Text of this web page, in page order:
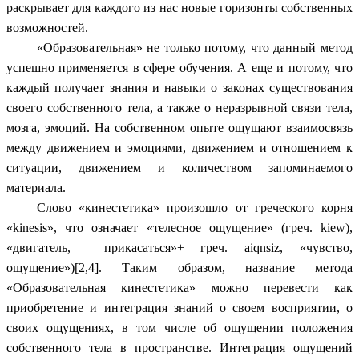
раскрывает для каждого из нас новые горизонты собственных
возможностей.
«Образовательная» не только потому, что данный метод
успешно применяется в сфере обучения. А еще и потому, что
каждый получает знания и навыки о законах существования
своего собственного тела, а также о неразрывной связи тела,
мозга, эмоций. На собственном опыте ощущают взаимосвязь
между движением и эмоциями, движением и отношением к
ситуации, движением и количеством запоминаемого
материала.
Слово «кинестетика» произошло от греческого корня
«kinesis», что означает «телесное ощущение» (греч. kiew),
«двигатель, прикасаться»+ греч. aiqnsiz, «чувство,
ощущение»)[2,4]. Таким образом, название метода
«Образовательная кинестетика» можно перевести как
приобретение и интеграция знаний о своем восприятии, о
своих ощущениях, в том числе об ощущении положения
собственного тела в пространстве. Интеграция ощущений